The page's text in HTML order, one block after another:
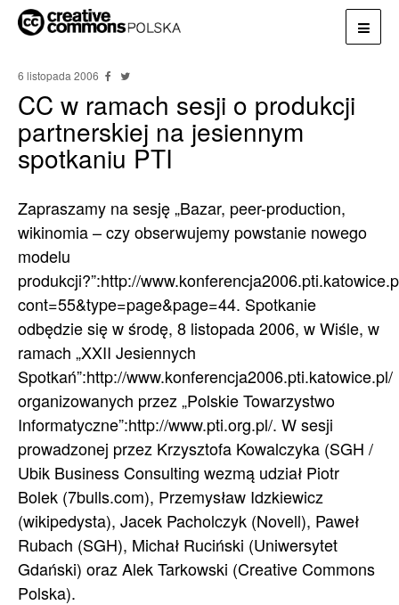
6 listopada 2006
CC w ramach sesji o produkcji
partnerskiej na jesiennym
spotkaniu PTI
Zapraszamy na sesję „Bazar, peer-production,
wikinomia – czy obserwujemy powstanie nowego
modelu
produkcji?”:http://
cont=55&type=page&page=44. Spotkanie
odbędzie się w środę, 8 listopada 2006, w Wiśle, w
ramach „XXII Jesiennych
Spotkań”:http://www.konferencja2006.pti.katowice.pl/
organizowanych przez „Polskie Towarzystwo
Informatyczne”:http://www.pti.org.pl/. W sesji
prowadzonej przez Krzysztofa Kowalczyka (SGH /
Ubik Business Consulting wezmą udział Piotr
Bolek (7bulls.com), Przemysław Idzkiewicz
(wikipedysta), Jacek Pacholczyk (Novell), Paweł
Rubach (SGH), Michał Ruciński (Uniwersytet
Gdański) oraz Alek Tarkowski (Creative Commons
Polska).